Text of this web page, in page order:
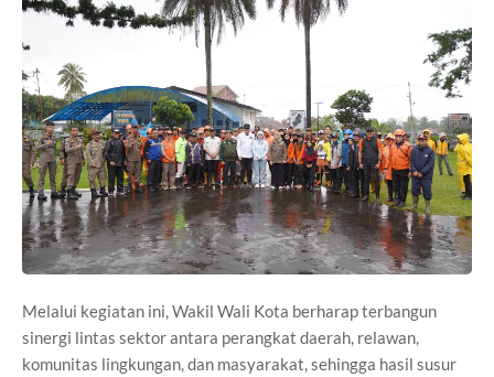
Melalui kegiatan ini, Wakil Wali Kota berharap terbangun
sinergi lintas sektor antara perangkat daerah, relawan,
komunitas lingkungan, dan masyarakat, sehingga hasil susur